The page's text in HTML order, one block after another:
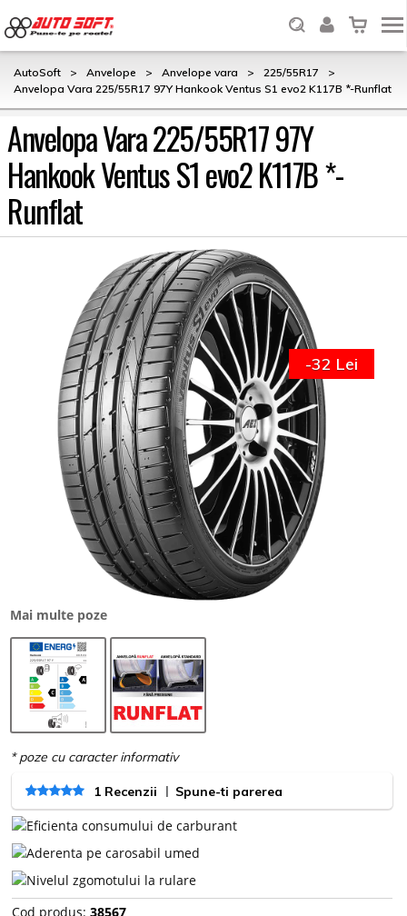
AutoSoft > Anvelope > Anvelope vara > 225/55R17
>
Anvelopa Vara 225/55R17 97Y Hankook Ventus S1 evo2 K117B *-Runflat
Anvelopa Vara 225/55R17 97Y
Hankook Ventus S1 evo2 K117B *-
Runflat
Mai multe poze
-32 Lei
1 Recenzii | Spune-ti parerea
Cod produs: 38567